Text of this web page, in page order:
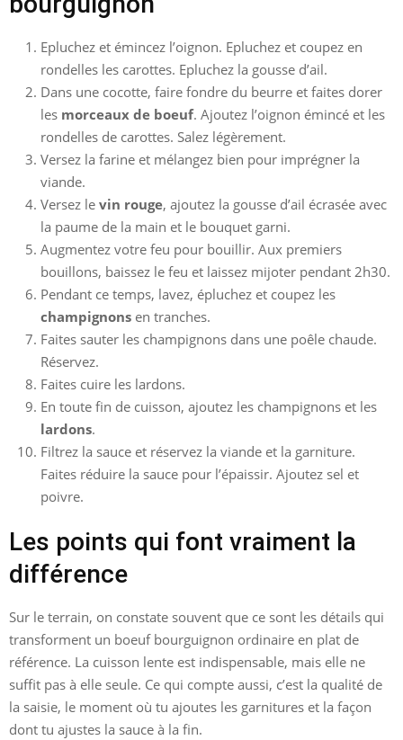
Epluchez et émincez l’oignon. Epluchez et coupez en
rondelles les carottes. Epluchez la gousse d’ail.
Dans une cocotte, faire fondre du beurre et faites dorer
les morceaux de boeuf. Ajoutez l’oignon émincé et les
rondelles de carottes. Salez légèrement.
Versez la farine et mélangez bien pour imprégner la
viande.
Versez le vin rouge, ajoutez la gousse d’ail écrasée avec
la paume de la main et le bouquet garni.
Augmentez votre feu pour bouillir. Aux premiers
bouillons, baissez le feu et laissez mijoter pendant 2h30.
Pendant ce temps, lavez, épluchez et coupez les
champignons en tranches.
Faites sauter les champignons dans une poêle chaude.
Réservez.
Faites cuire les lardons.
En toute fin de cuisson, ajoutez les champignons et les
lardons.
Filtrez la sauce et réservez la viande et la garniture.
Faites réduire la sauce pour l’épaissir. Ajoutez sel et
poivre.
Les points qui font vraiment la
différence
Sur le terrain, on constate souvent que ce sont les détails qui
transforment un boeuf bourguignon ordinaire en plat de
référence. La cuisson lente est indispensable, mais elle ne
suffit pas à elle seule. Ce qui compte aussi, c’est la qualité de
la saisie, le moment où tu ajoutes les garnitures et la façon
dont tu ajustes la sauce à la fin.